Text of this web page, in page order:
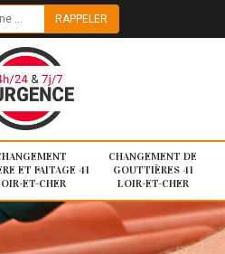
ET FAITAGE 41
ET-CHER
CHANGEMENT DE
GOUTTIÈRES 41
LOIR-ET-CHER